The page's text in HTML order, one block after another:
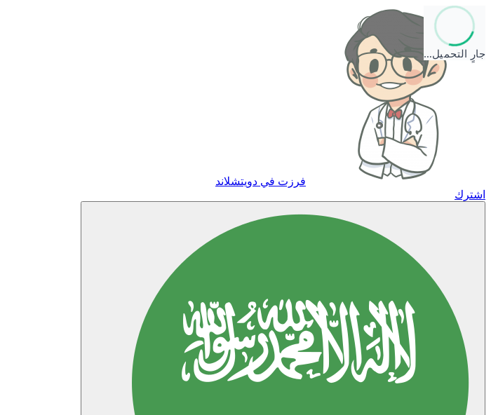
جارٍ التحميل…
فرزت في دويتشلاند
اشترك